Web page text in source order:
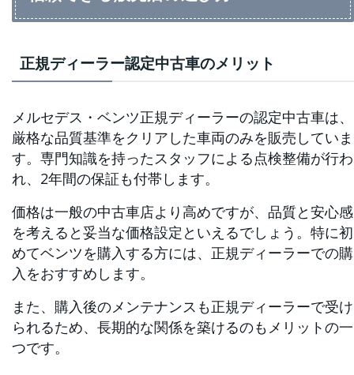
正規ディーラー認定中古車のメリット
メルセデス・ベンツ正規ディーラーの認定中古車は、
厳格な品質基準をクリアした車両のみを販売していま
す。専門知識を持ったスタッフによる点検整備が行わ
れ、2年間の保証も付帯します。
価格は一般の中古車店より高めですが、品質と安心感
を考えると妥当な価格設定といえるでしょう。特に初
めてベンツを購入する方には、正規ディーラーでの購
入をおすすめします。
また、購入後のメンテナンスも正規ディーラーで受け
られるため、長期的な関係を築けるのもメリットの一
つです。